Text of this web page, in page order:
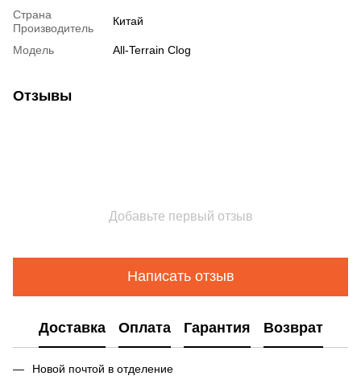
Страна
Производитель
Китай
Модель All-Terrain Clog
Отзывы
Добавьте первый отзыв
Написать отзыв
Доставка Оплата Гарантия Возврат
Новой почтой в отделение